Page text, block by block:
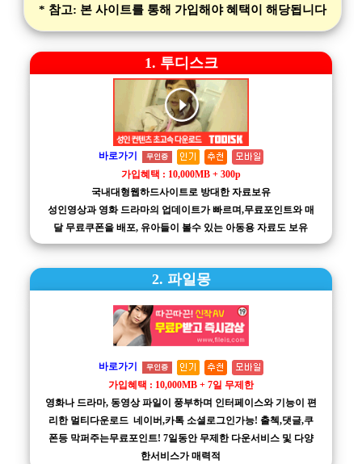
* 참고: 본 사이트를 통해 가입해야 혜택이 해당됩니다
1. 투디스크
바로가기 무인증
가입혜택 : 10,000MB + 300p
국내대형웹하드사이트로 방대한 자료보유
성인영상과 영화 드라마의 업데이트가 빠르며,무료포인트와 매
달 무료쿠폰을 배포, 유아들이 볼수 있는 아동용 자료도 보유
2. 파일몽
바로가기 무인증
가입혜택 : 10,000MB + 7일 무제한
영화나 드라마, 동영상 파일이 풍부하며 인터페이스와 기능이 편
리한 멀티다운로드 네이버,카톡 소셜로그인가능! 출첵,댓글,쿠
폰등 막퍼주는무료포인트! 7일동안 무제한 다운서비스 및 다양
한서비스가 매력적